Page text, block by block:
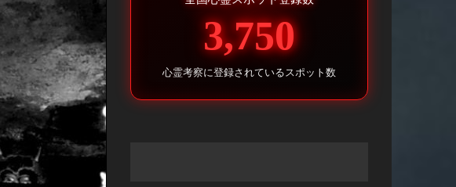
3,750
心霊考察に登録されているスポット数